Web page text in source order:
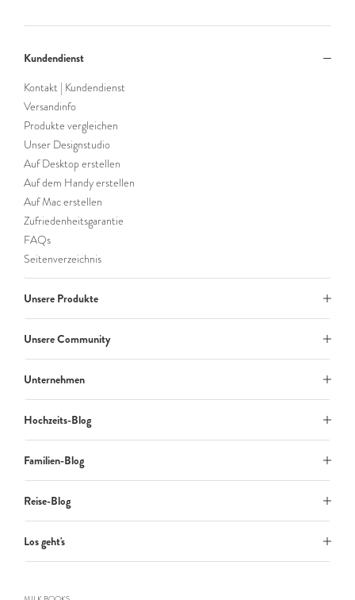
Kundendienst
Kontakt | Kundendienst
Versandinfo
Produkte vergleichen
Unser Designstudio
Auf Desktop erstellen
Auf dem Handy erstellen
Auf Mac erstellen
Zufriedenheitsgarantie
FAQs
Seitenverzeichnis
Unsere Produkte
Unsere Community
Unternehmen
Hochzeits-Blog
Familien-Blog
Reise-Blog
Los geht's